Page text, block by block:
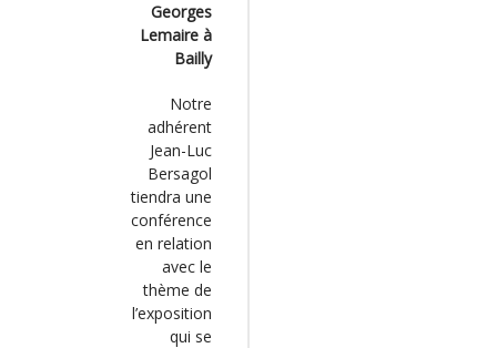
Georges
Lemaire à
Bailly
Notre
adhérent
Jean-Luc
Bersagol
tiendra une
conférence
en relation
avec le
thème de
l’exposition
qui se